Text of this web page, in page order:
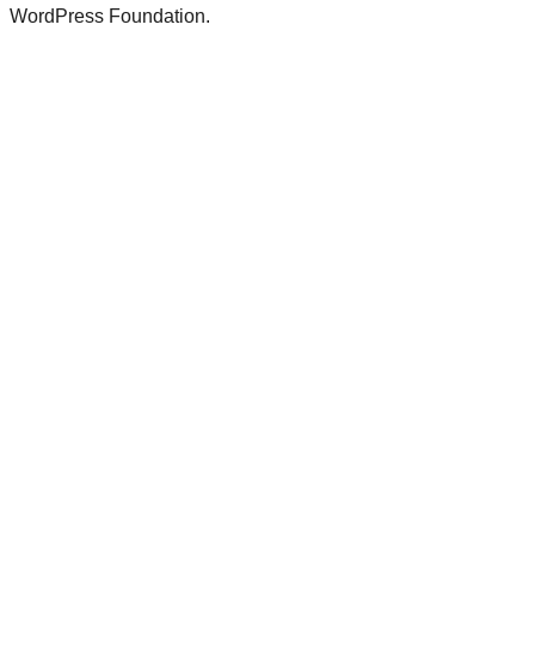
WordPress Foundation.